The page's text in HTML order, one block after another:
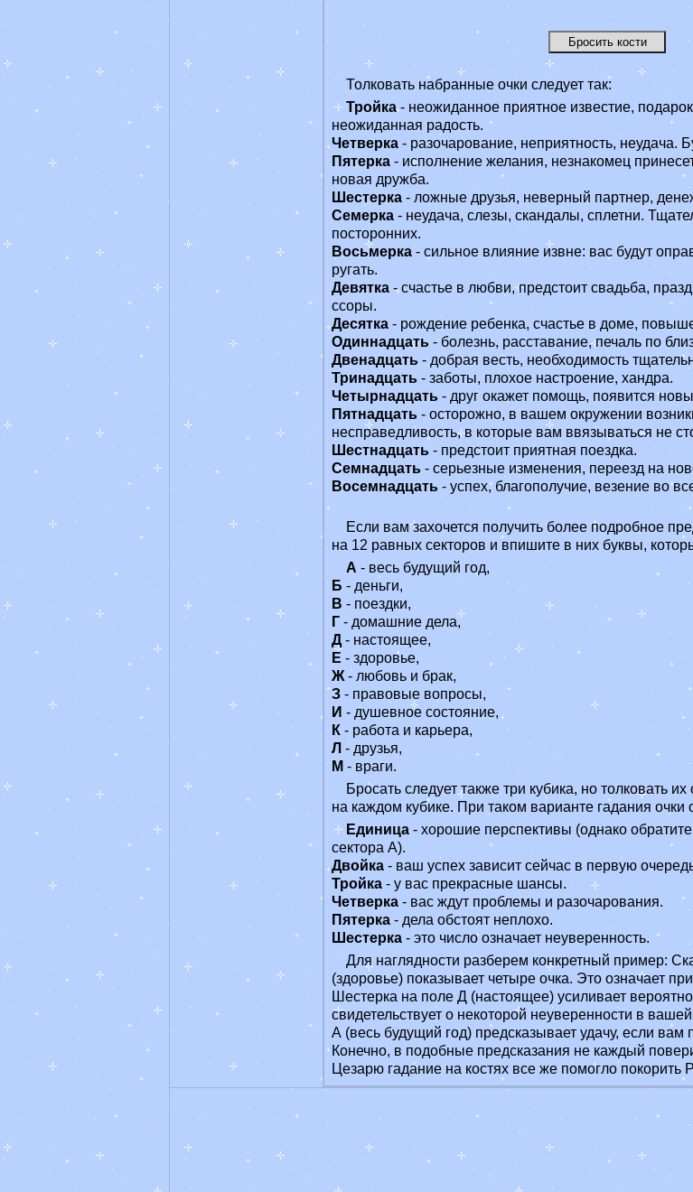
Толковать набранные очки следует так:
Тройка- неожиданное приятное известие,
неожиданная радость.
Четверка - разочарование, неприятность, неудача.
Пятерка- исполнение желания, незнакомец
новая дружба.
Шестерка - ложные друзья, неверный партнер,
Семерка - неудача, слезы, скандалы, сплетни.
посторонних.
Восьмерка- сильное влияние извне: вас будут
ругать.
Девятка - счастье в любви, предстоит свадьба,
ссоры.
Десятка - рождение ребенка, счастье в доме,
Одиннадцать - болезнь, расставание, печаль по
Двенадцать - добрая весть, необходимость
Тринадцать - заботы, плохое настроение, хандра.
Четырнадцать - друг окажет помощь, появится
Пятнадцать - осторожно, в вашем окружении
несправедливость, в которые вам ввязываться не
Шестнадцать - предстоит приятная поездка.
Семнадцать - серьезные изменения, переезд на
Восемнадцать - успех, благополучие, везение во
Если вам захочется получить более подробное
на 12 равных секторов и впишите в них буквы,
А - весь будущий год,
Б - деньги,
В - поездки,
Г - домашние дела,
Д- настоящее,
Е - здоровье,
Ж - любовь и брак,
З - правовые вопросы,
И - душевное состояние,
К - работа и карьера,
Л - друзья,
М - враги.
Бросать следует также три кубика, но толковать
на каждом кубике. При таком варианте гадания
Единица - хорошие перспективы (однако
сектора А).
Двойка - ваш успех зависит сейчас в первую
Тройка - у вас прекрасные шансы.
Четверка - вас ждут проблемы и разочарования.
Пятерка - дела обстоят неплохо.
Шестерка - это число означает неуверенность.
Для наглядности разберем конкретный пример:
(здоровье) показывает четыре очка. Это означает
Шестерка на поле Д (настоящее) усиливает
свидетельствует о некоторой неуверенности в
А (весь будущий год) предсказывает удачу, если вам
Конечно, в подобные предсказания не каждый
Цезарю гадание на костях все же помогло покорить